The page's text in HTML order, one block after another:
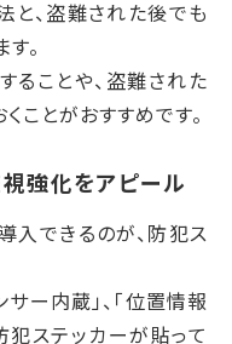
と、盗難された後でも
。
ることや、盗難された
ことがおすすめです。
強化をアピール
入できるのが、防犯ス
ー内蔵」、「位置情報
ステッカーが貼って